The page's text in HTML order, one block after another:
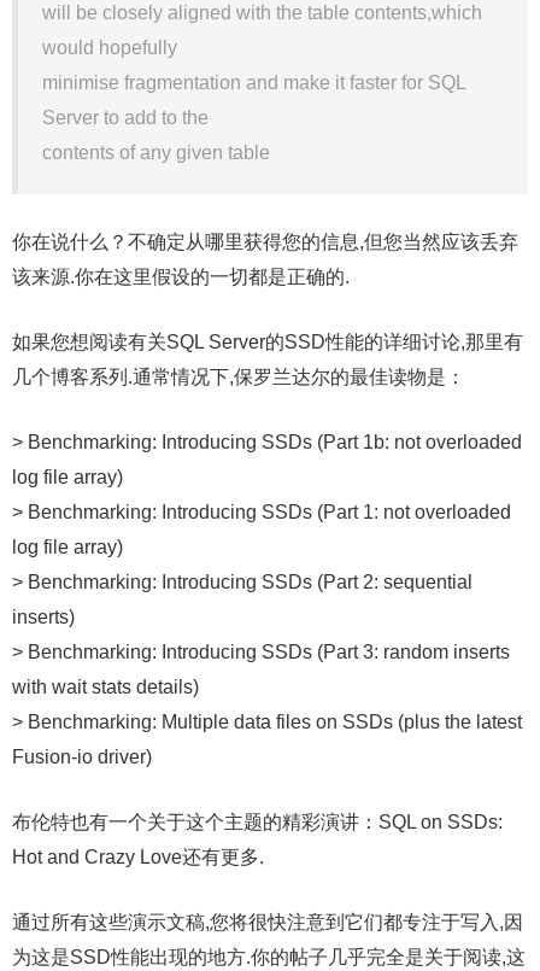
will be closely aligned with the table contents,which
would hopefully
minimise fragmentation and make it faster for SQL
Server to add to the
contents of any given table
你在说什么？不确定从哪里获得您的信息,但您当然应该丢弃
该来源.你在这里假设的一切都是正确的.
如果您想阅读有关SQL Server的SSD性能的详细讨论,那里有
几个博客系列.通常情况下,保罗兰达尔的最佳读物是：
> Benchmarking: Introducing SSDs (Part 1b: not overloaded
log file array)
> Benchmarking: Introducing SSDs (Part 1: not overloaded
log file array)
> Benchmarking: Introducing SSDs (Part 2: sequential
inserts)
> Benchmarking: Introducing SSDs (Part 3: random inserts
with wait stats details)
> Benchmarking: Multiple data files on SSDs (plus the latest
Fusion-io driver)
布伦特也有一个关于这个主题的精彩演讲：SQL on SSDs:
Hot and Crazy Love还有更多.
通过所有这些演示文稿,您将很快注意到它们都专注于写入,因
为这是SSD性能出现的地方.你的帖子几乎完全是关于阅读,这